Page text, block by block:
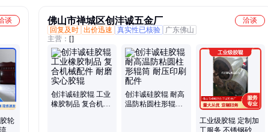
谈
轮
分
佛山市禅城区创沣诚五金厂
洽谈
回复及时 出价迅速 真实性已核验
广东佛山
主营： []
创沣诚硅胶辊 工业
橡胶制品 复合机械
创沣诚硅胶辊 耐高
温防粘圆柱形辊筒
工业级胶辊 定制加
工服务 不锈钢砂光